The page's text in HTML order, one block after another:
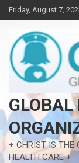
Skip
to
content
Friday, August 7,
+ CHRIST IS THE
HEALTH CARE +